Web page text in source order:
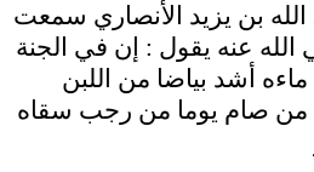
بن يزيد الأنصاري سمعت
عنه يقول : إن في الجنة
أشد بياضا من اللبن
من صام يوما من رجب سقاه